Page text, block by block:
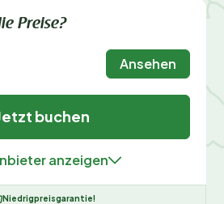
Preise?
Ansehen
buchen
anzeigen
Niedrigpreisgarantie!